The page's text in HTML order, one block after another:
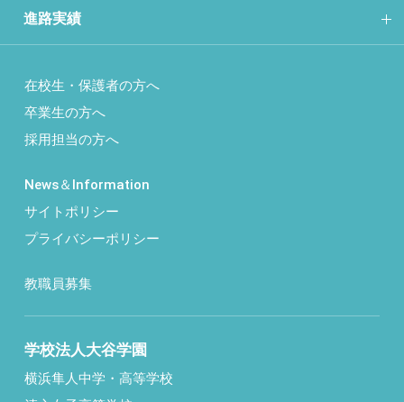
進路実績
在校生・保護者の方へ
卒業生の方へ
採用担当の方へ
News＆Information
サイトポリシー
プライバシーポリシー
教職員募集
学校法人大谷学園
横浜隼人中学・高等学校